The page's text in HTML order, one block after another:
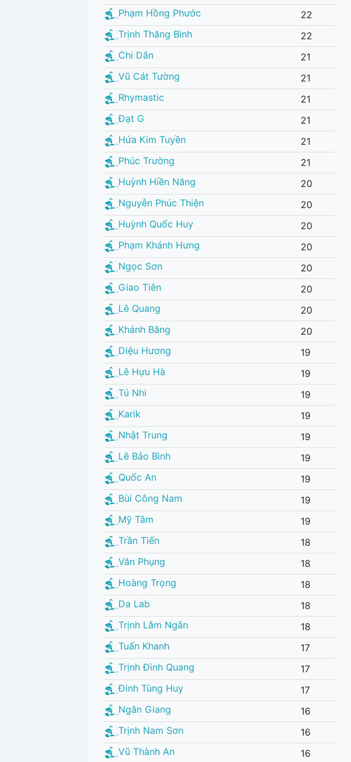
Phạm Hồng Phước
22
Trịnh Thăng Bình
22
Chi Dân
21
Vũ Cát Tường
21
Rhymastic
21
Đạt G
21
Hứa Kim Tuyền
21
Phúc Trường
21
Huỳnh Hiền Năng
20
Nguyễn Phúc Thiện
20
Huỳnh Quốc Huy
20
Phạm Khánh Hưng
20
Ngọc Sơn
20
Giao Tiên
20
Lê Quang
20
Khánh Băng
20
Diệu Hương
19
Lê Hựu Hà
19
Tú Nhi
19
Karik
19
Nhật Trung
19
Lê Bảo Bình
19
Quốc An
19
Bùi Công Nam
19
Mỹ Tâm
19
Trần Tiến
18
Văn Phụng
18
Hoàng Trọng
18
Da Lab
18
Trịnh Lâm Ngân
18
Tuấn Khanh
17
Trịnh Đình Quang
17
Đinh Tùng Huy
17
Ngân Giang
16
Trịnh Nam Sơn
16
Vũ Thành An
16